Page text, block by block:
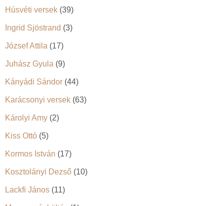
Húsvéti versek (39)
Ingrid Sjöstrand (3)
József Attila (17)
Juhász Gyula (9)
Kányádi Sándor (44)
Karácsonyi versek (63)
Károlyi Amy (2)
Kiss Ottó (5)
Kormos István (17)
Kosztolányi Dezső (10)
Lackfi János (11)